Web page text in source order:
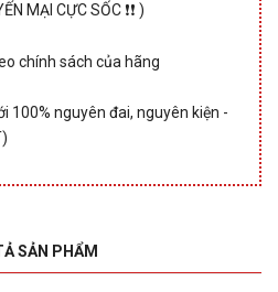
MẠI CỰC SỐC ❗❗ )
chính sách của hãng
100% nguyên đai, nguyên kiện -
SẢN PHẨM